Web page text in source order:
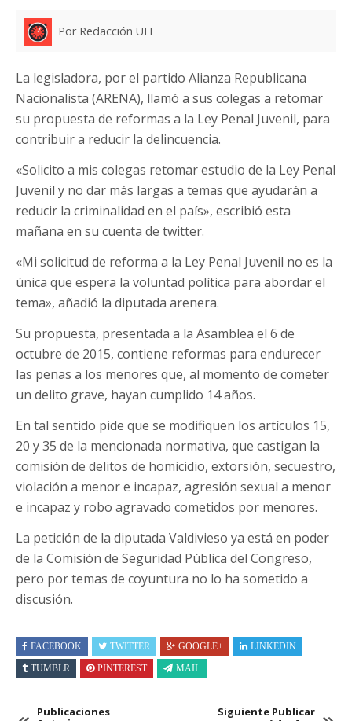
Por Redacción UH
La legisladora, por el partido Alianza Republicana
Nacionalista (ARENA), llamó a sus colegas a retomar
su propuesta de reformas a la Ley Penal Juvenil, para
contribuir a reducir la delincuencia.
«Solicito a mis colegas retomar estudio de la Ley Penal
Juvenil y no dar más largas a temas que ayudarán a
reducir la criminalidad en el país», escribió esta
mañana en su cuenta de twitter.
«Mi solicitud de reforma a la Ley Penal Juvenil no es la
única que espera la voluntad política para abordar el
tema», añadió la diputada arenera.
Su propuesta, presentada a la Asamblea el 6 de
octubre de 2015, contiene reformas para endurecer
las penas a los menores que, al momento de cometer
un delito grave, hayan cumplido 14 años.
En tal sentido pide que se modifiquen los artículos 15,
20 y 35 de la mencionada normativa, que castigan la
comisión de delitos de homicidio, extorsión, secuestro,
violación a menor e incapaz, agresión sexual a menor
e incapaz y robo agravado cometidos por menores.
La petición de la diputada Valdivieso ya está en poder
de la Comisión de Seguridad Pública del Congreso,
pero por temas de coyuntura no lo ha sometido a
discusión.
FACEBOOK TWITTER GOOGLE+
LINKEDIN
TUMBLR
PINTEREST MAIL
Publicaciones
Siguiente Publicar